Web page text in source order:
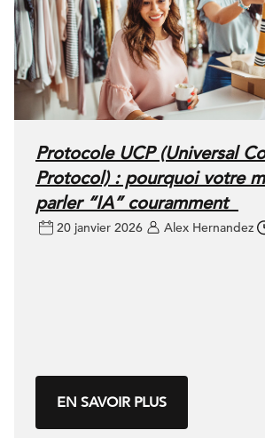
Protocole UCP (Universal
Protocol) : pourquoi votre
parler “IA” couramment
20 janvier 2026 Alex Hernandez
EN SAVOIR PLUS